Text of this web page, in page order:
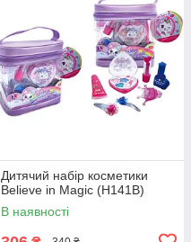
Дитячий набір косметики
Believe in Magic (H141B)
В наявності